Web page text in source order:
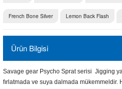
French Bone Silver Lemon Back Flash
Ürün Bilgisi
Savage gear Psycho Sprat serisi Jigging
fırlatmada ve suya dalmada mükemmeldir.